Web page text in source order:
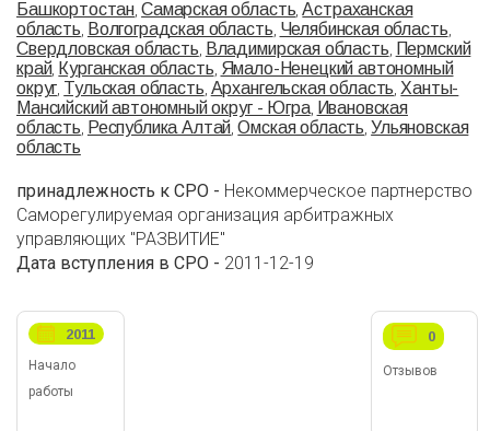
Башкортостан,Самарская область,Астраханская
область, Волгоградская область, Челябинская область,
Свердловская область, Владимирская область, Пермский
край, Курганская область, Ямало-Ненецкий автономный
округ, Тульская область, Архангельская область,Ханты-
Мансийский автономный округ - Югра, Ивановская
область, Республика Алтай,Омская область, Ульяновская
область
принадлежность к СРО - Некоммерческое партнерство
Саморегулируемая организация арбитражных
управляющих "РАЗВИТИЕ"
Дата вступления в СРО - 2011-12-19
Начало
работы
2011
Отзывов
0